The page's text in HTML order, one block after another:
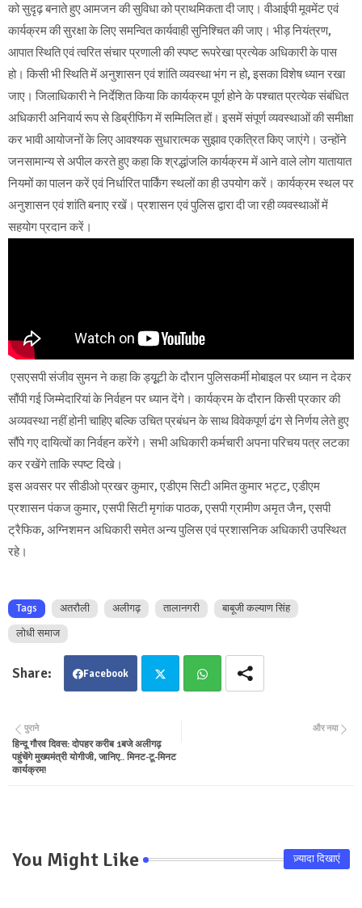
को सुदृढ़ बनाते हुए आमजन की सुविधा को प्राथमिकता दी जाए। वीआईपी मूवमेंट एवं
कार्यक्रम की सुरक्षा के लिए समन्वित कार्यवाही सुनिश्चित की जाए। भीड़ नियंत्रण,
आपात स्थिति एवं त्वरित संचार प्रणाली की स्पष्ट रूपरेखा प्रत्येक अधिकारी के पास
हो। किसी भी स्थिति में अनुशासन एवं शांति व्यवस्था भंग न हो, इसका विशेष ध्यान रखा
जाए। जिलाधिकारी ने निर्देशित किया कि कार्यक्रम पूर्ण होने के पश्चात प्रत्येक संबंधित
अधिकारी अनिवार्य रूप से डिब्रीफिंग में सम्मिलित हों। इसमें संपूर्ण व्यवस्थाओं की समीक्षा
कर भावी आयोजनों के लिए आवश्यक सुधारात्मक सुझाव एकत्रित किए जाएंगे। उन्होंने
जनसामान्य से अपील करते हुए कहा कि श्रद्धांजलि कार्यक्रम में आने वाले लोग यातायात
नियमों का पालन करें एवं निर्धारित पार्किंग स्थलों का ही उपयोग करें। कार्यक्रम स्थल पर
अनुशासन एवं शांति बनाए रखें। प्रशासन एवं पुलिस द्वारा दी जा रही व्यवस्थाओं में
सहयोग प्रदान करें।
एसएसपी संजीव सुमन ने कहा कि ड्यूूटी के दौरान पुलिसकर्मी मोबाइल पर ध्यान न देकर
सौंपी गई जिम्मेदारियां के निर्वहन पर ध्यान देंगे। कार्यक्रम के दौरान किसी प्रकार की
अव्यवस्था नहीं होनी चाहिए बल्कि उचित प्रबंधन के साथ विवेकपूर्ण ढंग से निर्णय लेते हुए
सौंपे गए दायित्वों का निर्वहन करेंगे। सभी अधिकारी कर्मचारी अपना परिचय पत्र लटका
कर रखेंगे ताकि स्पष्ट दिखे।
इस अवसर पर सीडीओ प्रखर कुमार, एडीएम सिटी अमित कुमार भट्ट, एडीएम
प्रशासन पंकज कुमार, एसपी सिटी मृगांक पाठक, एसपी ग्रामीण अमृत जैन, एसपी
ट्रैफिक, अग्निशमन अधिकारी समेत अन्य पुलिस एवं प्रशासनिक अधिकारी उपस्थित
रहे।
Tags अतरौली अलीगढ़ तालानगरी
बाबूजी कल्याण सिंह
लोधी समाज
Facebook
ter
और नया
पुराने
हिन्दू गौरव दिवस: दोपहर करीब 1बजे अलीगढ़
पहुंचेंगे मुख्यमंत्री योगीजी, जानिए.. मिनट-टू-मिनट
कार्यक्रम!
You Might Like ज़्यादा दिखाएं